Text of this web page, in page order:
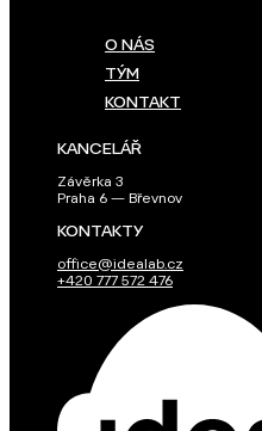
O NÁS
TÝM
KONTAKT
KANCELÁŘ
Závěrka 3
Praha 6 — Břevnov
KONTAKTY
office@idealab.cz
+420 777 572 476